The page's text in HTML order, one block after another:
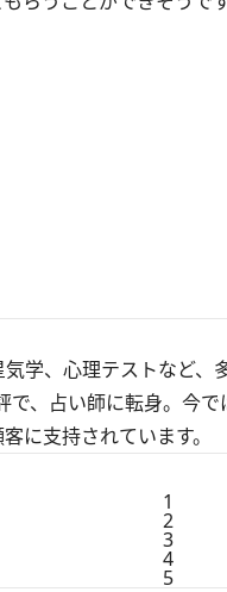
学、心理テストなど、
、占い師に転身。今
に支持されています。
1
2
3
4
5